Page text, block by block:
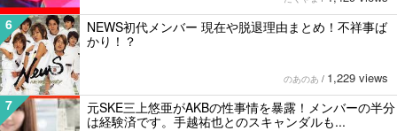
6
NEWS初代メンバー 現在や脱退理由まとめ！不祥事ば
かり！？
のあのあ / 1,229 views
7
元SKE三上悠亜がAKBの性事情を暴露！メンバーの半分
は経験済です。手越祐也とのスキャンダルも...